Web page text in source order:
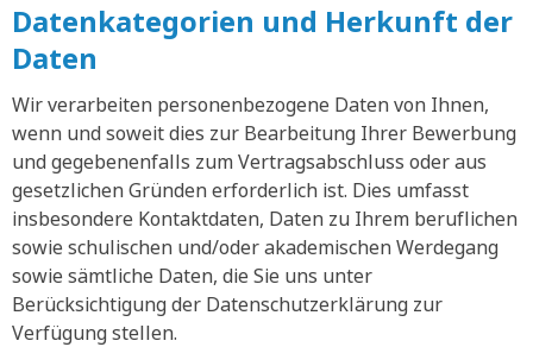
Datenkategorien und Herkunft der
Daten
Wir verarbeiten personenbezogene Daten von Ihnen,
wenn und soweit dies zur Bearbeitung Ihrer Bewerbung
und gegebenenfalls zum Vertragsabschluss oder aus
gesetzlichen Gründen erforderlich ist. Dies umfasst
insbesondere Kontaktdaten, Daten zu Ihrem beruflichen
sowie schulischen und/oder akademischen Werdegang
sowie sämtliche Daten, die Sie uns unter
Berücksichtigung der Datenschutzerklärung zur
Verfügung stellen.